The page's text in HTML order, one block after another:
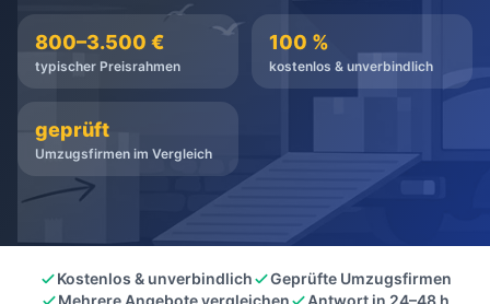
800–3.500 €
typischer Preisrahmen
100 %
kostenlos & unverbindlich
geprüft
Umzugsfirmen im Vergleich
Kostenlos & unverbindlich
Geprüfte Umzugsfirmen
Mehrere Angebote vergleichen
Antwort in 24–48 h